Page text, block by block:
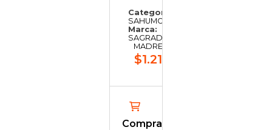
Categoría:
SAHUMO
Marca:
SAGRADA
MADRE
$1.216,66
Comprar